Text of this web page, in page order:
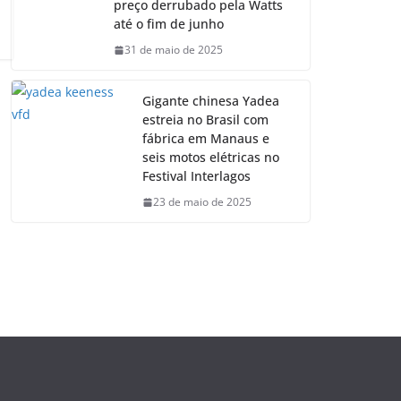
preço derrubado pela Watts
até o fim de junho
31 de maio de 2025
Gigante chinesa Yadea
estreia no Brasil com
fábrica em Manaus e
seis motos elétricas no
Festival Interlagos
23 de maio de 2025